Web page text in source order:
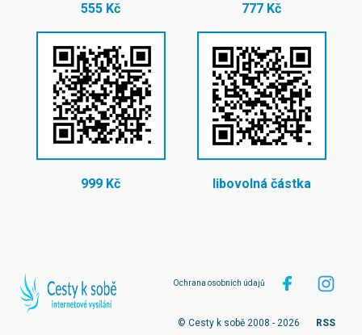
555 Kč 777 Kč
999 Kč libovolná částka
Ochrana osobních údajů
© Cesty k sobě 2008 - 2026 RSS